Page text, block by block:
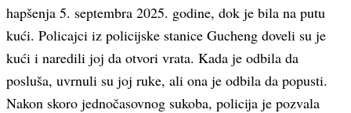
hapšenja 5. septembra 2025. godine, dok je bila na putu
kući. Policajci iz policijske stanice Gucheng doveli su je
kući i naredili joj da otvori vrata. Kada je odbila da
posluša, uvrnuli su joj ruke, ali ona je odbila da popusti.
Nakon skoro jednočasovnog sukoba, policija je pozvala